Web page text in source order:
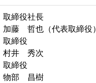
取締役社長
加藤 哲也（代表取締役）
取締役
村井 秀次
取締役
物部 昌樹